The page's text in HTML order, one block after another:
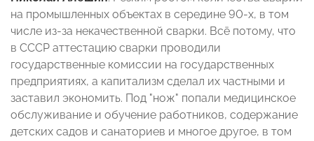
на промышленных объектах в середине 90-х, в том
числе из-за некачественной сварки. Всё потому, что
в СССР аттестацию сварки проводили
государственные комиссии на государственных
предприятиях, а капитализм сделал их частными и
заставил экономить. Под "нож" попали медицинское
обслуживание и обучение работников, содержание
детских садов и санаториев и многое другое, в том